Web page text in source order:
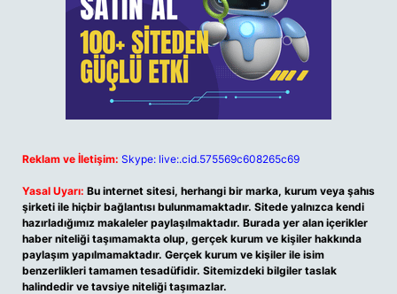
Reklam ve İletişim: Skype: live:.cid.575569c608265c69
Yasal Uyarı: Bu internet sitesi, herhangi bir marka, kurum veya şahıs
şirketi ile hiçbir bağlantısı bulunmamaktadır. Sitede yalnızca kendi
hazırladığımız makaleler paylaşılmaktadır. Burada yer alan içerikler
haber niteliği taşımamakta olup, gerçek kurum ve kişiler hakkında
paylaşım yapılmamaktadır. Gerçek kurum ve kişiler ile isim
benzerlikleri tamamen tesadüfidir. Sitemizdeki bilgiler taslak
halindedir ve tavsiye niteliği taşımazlar.